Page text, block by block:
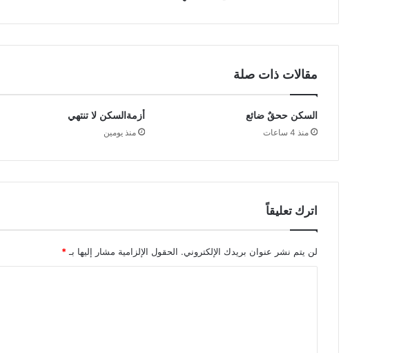
مقالات ذات صلة
السكن ححقٌ ضائع
منذ 4 ساعات
أزمةالسكن لا تنتهي
منذ يومين
اترك تعليقاً
لن يتم نشر عنوان بريدك الإلكتروني. الحقول الإلزامية مشار إليها بـ *